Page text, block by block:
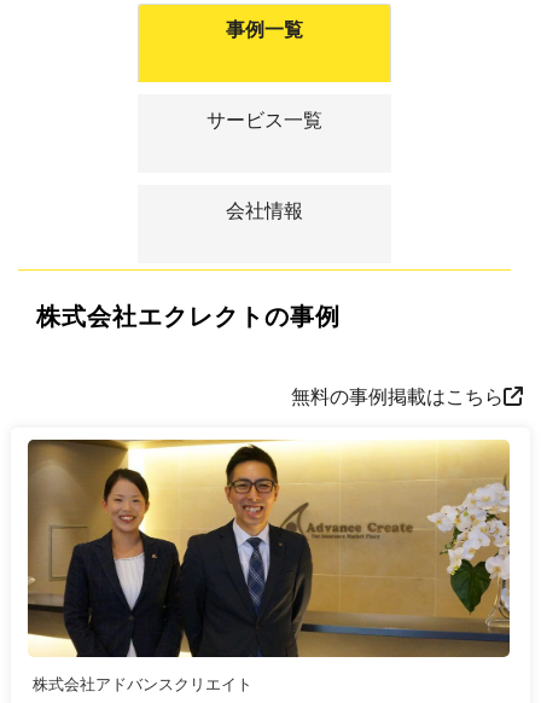
事例一覧
サービス一覧
会社情報
株式会社エクレクトの事例
無料の事例掲載はこちら
株式会社アドバンスクリエイト